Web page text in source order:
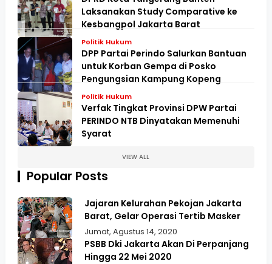
Laksanakan Study Comparative ke
Kesbangpol Jakarta Barat
Politik Hukum
DPP Partai Perindo Salurkan Bantuan
untuk Korban Gempa di Posko
Pengungsian Kampung Kopeng
Politik Hukum
Verfak Tingkat Provinsi DPW Partai
PERINDO NTB Dinyatakan Memenuhi
Syarat
VIEW ALL
Popular Posts
Jajaran Kelurahan Pekojan Jakarta
Barat, Gelar Operasi Tertib Masker
Jumat, Agustus 14, 2020
PSBB Dki Jakarta Akan Di Perpanjang
Hingga 22 Mei 2020